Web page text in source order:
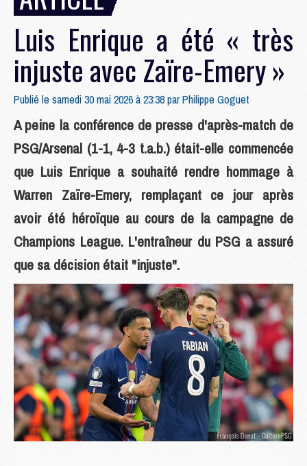
Luis Enrique a été « très
injuste avec Zaïre-Emery »
Publié le samedi 30 mai 2026 à 23:38 parPhilippe Goguet
A peine la conférence de presse d'après-match de
PSG/Arsenal (1-1, 4-3 t.a.b.) était-elle commencée
que Luis Enrique a souhaité rendre hommage à
Warren Zaïre-Emery, remplaçant ce jour après
avoir été héroïque au cours de la campagne de
Champions League. L'entraîneur du PSG a assuré
que sa décision était "injuste".